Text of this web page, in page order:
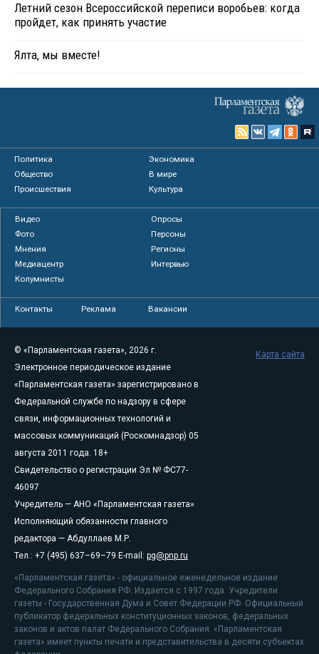
Летний сезон Всероссийской переписи воробьев: когда
пройдет, как принять участие
Ялта, мы вместе!
Политика
Экономика
Общество
В мире
Происшествия
Культура
Видео
Опросы
Фото
Персоны
Мнения
Регионы
Медиацентр
Интервью
Колумнисты
Контакты Реклама Вакансии
© «Парламентская газета», 2026 г.
Электронное периодическое издание
«Парламентская газета» зарегистрировано в
Федеральной службе по надзору в сфере
связи, информационных технологий и
массовых коммуникаций (Роскомнадзор) 05
августа 2011 года. 18+
Свидетельство о регистрации Эл № ФС77-
46097
Учредитель — АНО «Парламентская газета»
Исполняющий обязанности главного
редактора — Абдуллаев М.Р.
Тел.: +7 (495) 637–69–79 E-mail: pg@pnp.ru
«Парламентская газета» - официальное еженедельное издание
Федерального Собрания РФ. Издается с 1997 года. Учредители
газеты - Государственная Дума и Совет Федерации РФ. Официальный
публикатор федеральных конституционных законов, федеральных
законов и актов палат Федерального Собрания. «Парламентская
газета» имеет пункты печати и представительства в десяти субъектах
Карта сайта